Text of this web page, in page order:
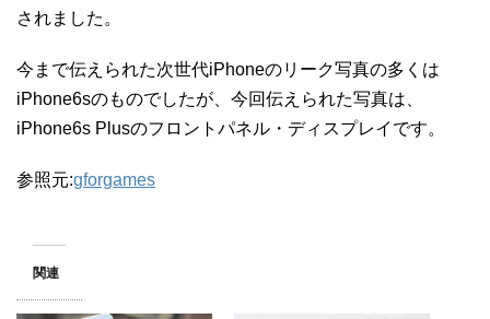
されました。
今まで伝えられた次世代iPhoneのリーク写真の多くは
iPhone6sのものでしたが、今回伝えられた写真は、
iPhone6s Plusのフロントパネル・ディスプレイです。
参照元:gforgames
関連